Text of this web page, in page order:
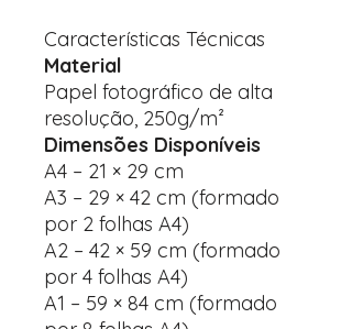
Características Técnicas
Material
Papel fotográfico de alta
resolução, 250g/m²
Dimensões Disponíveis
A4 – 21 × 29 cm
A3 – 29 × 42 cm (formado
por 2 folhas A4)
A2 – 42 × 59 cm (formado
por 4 folhas A4)
A1 – 59 × 84 cm (formado